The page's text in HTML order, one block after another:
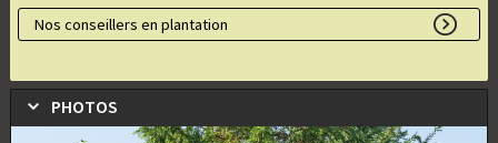
Nos conseillers en plantation
PHOTOS